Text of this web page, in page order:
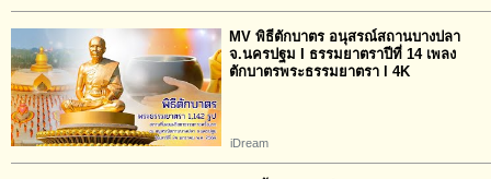
MV พิธีตักบาตร อนุสรณ์สถานบางปลา
จ.นครปฐม I ธรรมยาตราปีที่ 14 เพลง
ตักบาตรพระธรรมยาตรา l 4K
iDream